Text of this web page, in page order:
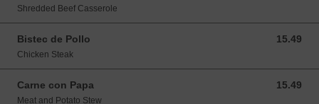
Shredded Beef Casserole
Bistec de Pollo 15.49
15.49 USD
Chicken Steak
Carne con Papa 15.49
15.49 USD
Meat and Potato Stew